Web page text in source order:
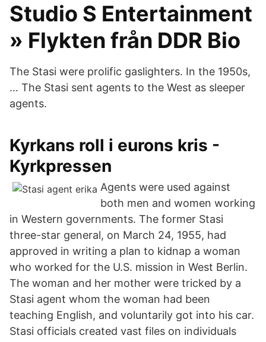
Studio S Entertainment
» Flykten från DDR Bio
The Stasi were prolific gaslighters. In the 1950s,
… The Stasi sent agents to the West as sleeper
agents.
Kyrkans roll i eurons kris -
Kyrkpressen
Agents were used against
both men and women working
in Western governments. The former Stasi
three-star general, on March 24, 1955, had
approved in writing a plan to kidnap a woman
who worked for the U.S. mission in West Berlin.
The woman and her mother were tricked by a
Stasi agent whom the woman had been
teaching English, and voluntarily got into his car.
Stasi officials created vast files on individuals